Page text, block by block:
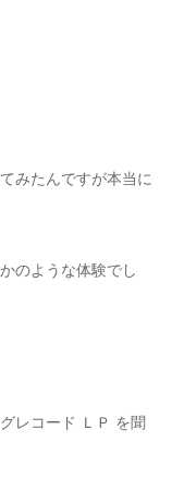
みたんですが本当に
のような体験でし
レコード ＬＰ を聞